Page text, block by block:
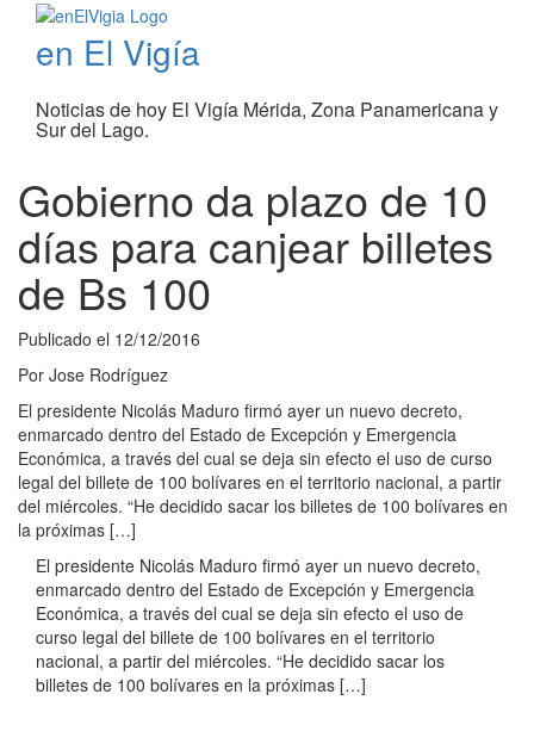
en El Vigía
Noticias de hoy El Vigía Mérida, Zona Panamericana y
Sur del Lago.
Gobierno da plazo de 10
días para canjear billetes
de Bs 100
Publicado el 12/12/2016
Por Jose Rodríguez
El presidente Nicolás Maduro firmó ayer un nuevo decreto,
enmarcado dentro del Estado de Excepción y Emergencia
Económica, a través del cual se deja sin efecto el uso de curso
legal del billete de 100 bolívares en el territorio nacional, a partir
del miércoles. “He decidido sacar los billetes de 100 bolívares en
la próximas […]
El presidente Nicolás Maduro firmó ayer un nuevo decreto,
enmarcado dentro del Estado de Excepción y Emergencia
Económica, a través del cual se deja sin efecto el uso de
curso legal del billete de 100 bolívares en el territorio
nacional, a partir del miércoles. “He decidido sacar los
billetes de 100 bolívares en la próximas […]